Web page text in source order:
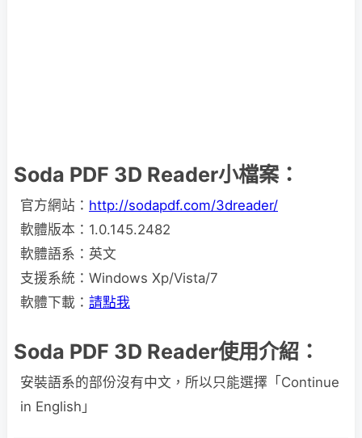
Soda PDF 3D Reader小檔案：
官方網站： http://sodapdf.com/3dreader/
軟體版本：1.0.145.2482
軟體語系：英文
支援系統：Windows Xp/Vista/7
軟體下載： 請點我
Soda PDF 3D Reader使用介紹：
安裝語系的部份沒有中文，所以只能選擇「Continue
in English」